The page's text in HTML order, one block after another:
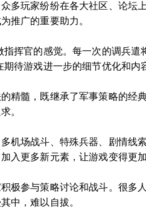
多玩家纷纷在各大社区、论
推广的重要助力。
挥官的感觉。每一次的调兵
待游戏进一步的细节优化和内
精髓，既继承了军事策略的经
。
机场战斗、特殊兵器、剧情
入更多新元素，让游戏变得更
极参与策略讨论和战斗。很多
中，难以自拔。